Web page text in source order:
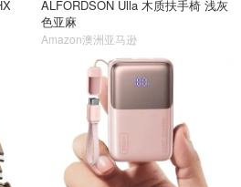
ALFORDSON Ulla 木质扶手椅 浅灰
色亚麻
Amazon澳洲亚马逊